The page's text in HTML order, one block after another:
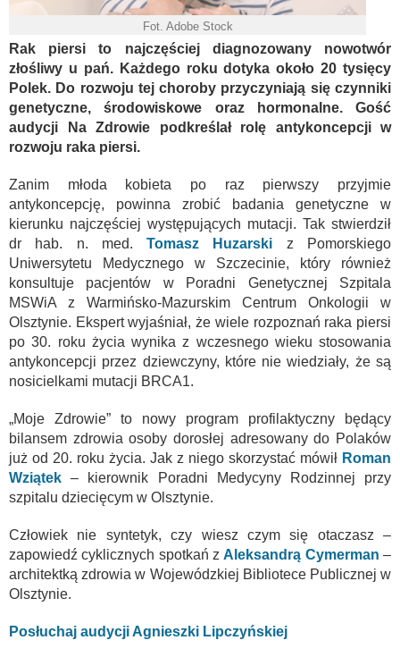
Fot. Adobe Stock
Rak piersi to najczęściej diagnozowany nowotwór
złośliwy u pań. Każdego roku dotyka około 20 tysięcy
Polek. Do rozwoju tej choroby przyczyniają się czynniki
genetyczne, środowiskowe oraz hormonalne. Gość
audycji Na Zdrowie podkreślał rolę antykoncepcji w
rozwoju raka piersi.
Zanim młoda kobieta po raz pierwszy przyjmie
antykoncepcję, powinna zrobić badania genetyczne w
kierunku najczęściej występujących mutacji. Tak stwierdził
dr hab. n. med.Tomasz Huzarski z Pomorskiego
Uniwersytetu Medycznego w Szczecinie, który również
konsultuje pacjentów w Poradni Genetycznej Szpitala
MSWiA z Warmińsko-Mazurskim Centrum Onkologii w
Olsztynie. Ekspert wyjaśniał, że wiele rozpoznań raka piersi
po 30. roku życia wynika z wczesnego wieku stosowania
antykoncepcji przez dziewczyny, które nie wiedziały, że są
nosicielkami mutacji BRCA1.
„Moje Zdrowie” to nowy program profilaktyczny będący
bilansem zdrowia osoby dorosłej adresowany do Polaków
już od 20. roku życia. Jak z niego skorzystać mówił Roman
Wziątek – kierownik Poradni Medycyny Rodzinnej przy
szpitalu dziecięcym w Olsztynie.
Człowiek nie syntetyk, czy wiesz czym się otaczasz –
zapowiedź cyklicznych spotkań zAleksandrą Cymerman –
architektką zdrowia w Wojewódzkiej Bibliotece Publicznej w
Olsztynie.
Posłuchaj audycji Agnieszki Lipczyńskiej